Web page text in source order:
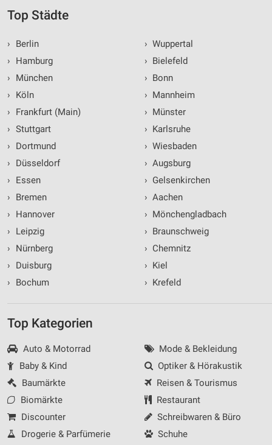
Top Städte
›
Berlin
›
Hamburg
›
München
›
Köln
›
Frankfurt (Main)
› Stuttgart
›
Dortmund
›
Düsseldorf
›
Essen
›
Bremen
›
Hannover
›
Leipzig
›
Nürnberg
›
Duisburg
›
Bochum
› Wuppertal
› Bielefeld
› Bonn
› Mannheim
› Münster
› Karlsruhe
› Wiesbaden
› Augsburg
› Gelsenkirchen
› Aachen
› Mönchengladbach
› Braunschweig
› Chemnitz
› Kiel
› Krefeld
Top Kategorien
Auto & Motorrad
Baby & Kind
Baumärkte
Biomärkte
Discounter
Drogerie & Parfümerie
Mode & Bekleidung
Optiker & Hörakustik
Reisen & Tourismus
Restaurant
Schreibwaren & Büro
Schuhe